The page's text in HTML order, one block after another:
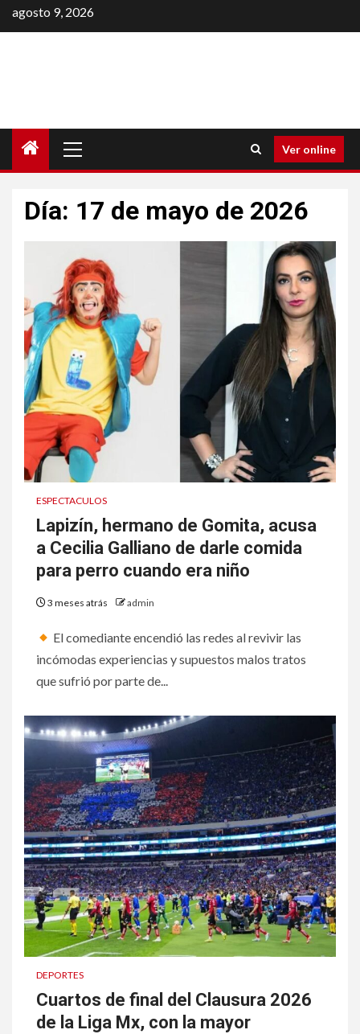
Saltar
al
agosto 9, 2026
principal
Ver online
Día: 17 de mayo de 2026
ESPECTACULOS
Lapizín, hermano de Gomita, acusa
a Cecilia Galliano de darle comida
para perro cuando era niño
3 meses atrás admin
El comediante encendió las redes al revivir las
incómodas experiencias y supuestos malos tratos
que sufrió por parte de...
DEPORTES
Cuartos de final del Clausura 2026
de la Liga Mx, con la mayor